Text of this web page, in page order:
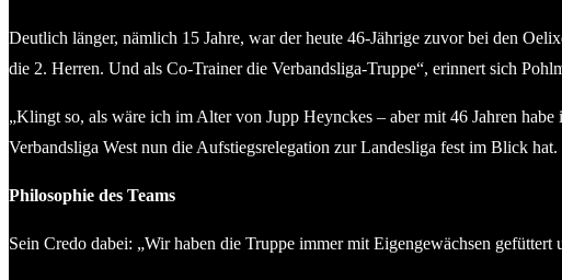
Deutlich länger, nämlich 15 Jahre, war der heute 46-Jährige zuvor bei den
die 2. Herren. Und als Co-Trainer die Verbandsliga-Truppe“, erinnert sich
„Klingt so, als wäre ich im Alter von Jupp Heynckes – aber mit 46 Jahren
Verbandsliga West nun die Aufstiegsrelegation zur Landesliga fest im Blick hat.
Philosophie des Teams
Sein Credo dabei: „Wir haben die Truppe immer mit Eigengewächsen